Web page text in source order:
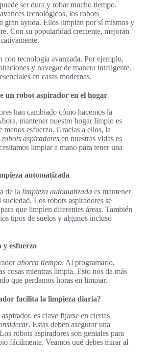
ser dura y robar mucho tiempo.
tecnológicos, los robots
gran ayuda. Ellos limpian por sí mismos y
Con su popularidad creciente, mejoran
con tecnología avanzada. Por ejemplo,
y navegar de manera inteligente.
en casas modernas.
un robot aspirador en el hogar
han cambiado cómo hacemos la
mantener nuestro hogar limpio es
menos esfuerzo. Gracias a ellos, la
aspiradores en nuestras vidas es
limpiar a mano para tener una
automatizada
de la limpieza automatizada es mantener
Los robots aspiradores se
que limpien diferentes áreas. También
tipos de suelos y algunos incluso
y esfuerzo
ahorra tiempo. Al programarlo,
cosas mientras limpia. Esto nos da más
que perdamos horas en limpiar.
facilita la limpieza diaria?
es clave fijarse en ciertas
. Estas deben asegurar una
robots aspiradores son geniales para
fácilmente. Veamos qué debes mirar al